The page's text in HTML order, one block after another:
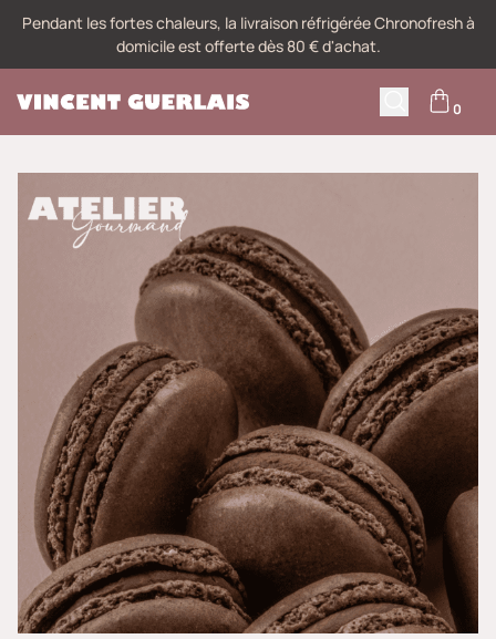
Pendant les fortes chaleurs, la livraison réfrigérée Chronofresh à
domicile est offerte dès 80 € d'achat.
0